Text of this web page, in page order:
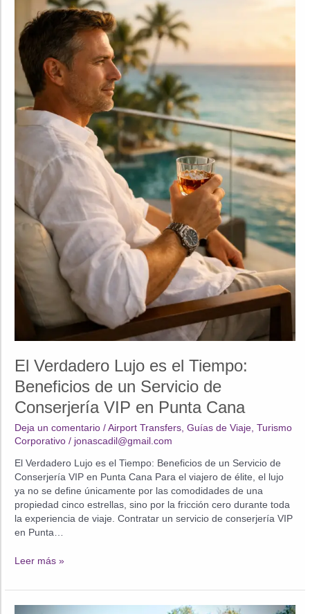
El Verdadero Lujo es el Tiempo:
Beneficios de un Servicio de
Conserjería VIP en Punta Cana
Deja un comentario /Airport Transfers ,Guías de Viaje ,Turismo
Corporativo / jonascadil@gmail.com
El Verdadero Lujo es el Tiempo: Beneficios de un Servicio de
Conserjería VIP en Punta Cana Para el viajero de élite, el lujo
ya no se define únicamente por las comodidades de una
propiedad cinco estrellas, sino por la fricción cero durante toda
la experiencia de viaje. Contratar un servicio de conserjería VIP
en Punta…
El
Lujo
Leer más »